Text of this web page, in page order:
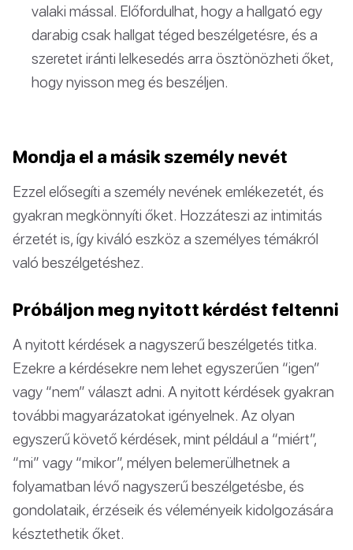
valaki mással. Előfordulhat, hogy a hallgató egy
darabig csak hallgat téged beszélgetésre, és a
szeretet iránti lelkesedés arra ösztönözheti őket,
hogy nyisson meg és beszéljen.
Mondja el a másik személy nevét
Ezzel elősegíti a személy nevének emlékezetét, és
gyakran megkönnyíti őket. Hozzáteszi az intimitás
érzetét is, így kiváló eszköz a személyes témákról
való beszélgetéshez.
Próbáljon meg nyitott kérdést feltenni
A nyitott kérdések a nagyszerű beszélgetés titka.
Ezekre a kérdésekre nem lehet egyszerűen “igen”
vagy “nem” választ adni. A nyitott kérdések gyakran
további magyarázatokat igényelnek. Az olyan
egyszerű követő kérdések, mint például a “miért”,
“mi” vagy “mikor”, mélyen belemerülhetnek a
folyamatban lévő nagyszerű beszélgetésbe, és
gondolataik, érzéseik és véleményeik kidolgozására
késztethetik őket.